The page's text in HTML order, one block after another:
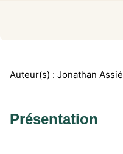
Auteur(s) : Jonathan Assié
Présentation